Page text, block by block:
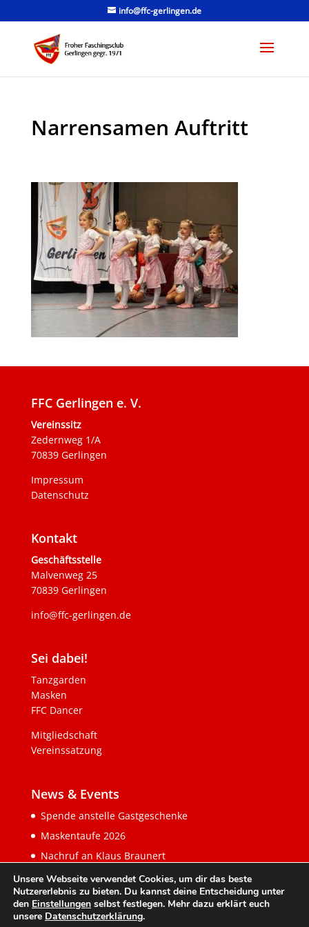
info@ffc-gerlingen.de
Narrensamen Auftritt
FFC Gerlingen e. V.
Vereinssitz
Zedernweg 1/A
70839 Gerlingen
Impressum
Datenschutz
Kontakt
Geschäftsstelle
Malvenweg 25
70839 Gerlingen
info@ffc-gerlingen.de
Sei dabei!
Tanzgarden
Masken
FFC Dancer
Mitgliedschaft
Vereinssatzung
News & Events
Spende anstelle Gastgeschenke
Maskentaufe 2026
Nachruf an Klaus Braunert
Unsere Webseite verwendet Cookies, um dir das beste
Nutzererlebnis zu bieten. Du kannst deine Entscheidung unter
den Einstellungen selbst festlegen. Mehr dazu erklärt euch
unsere Datenschutzerklärung.